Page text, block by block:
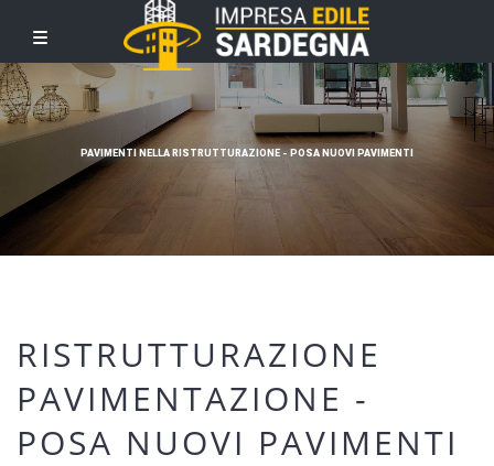
PAVIMENTI NELLA RISTRUTTURAZIONE - POSA NUOVI PAVIMENTI
RISTRUTTURAZIONE
PAVIMENTAZIONE -
POSA NUOVI PAVIMENTI